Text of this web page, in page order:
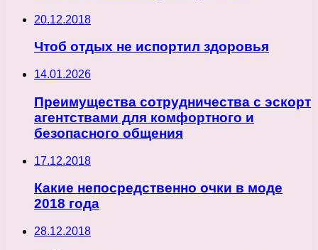
20.12.2018
Чтоб отдых не испортил здоровья
14.01.2026
Преимущества сотрудничества с эскорт
агентствами для комфортного и
безопасного общения
17.12.2018
Какие непосредственно очки в моде
2018 года
28.12.2018